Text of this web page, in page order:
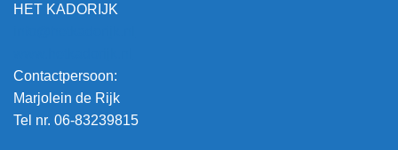
HET KADORIJK
Contactpersoon:
Marjolein de Rijk
Tel nr. 06-83239815